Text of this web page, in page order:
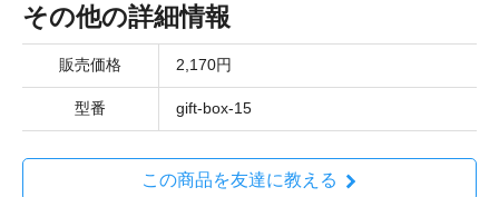
その他の詳細情報
販売価格 2,170円
型番 gift-box-15
この商品を友達に教える